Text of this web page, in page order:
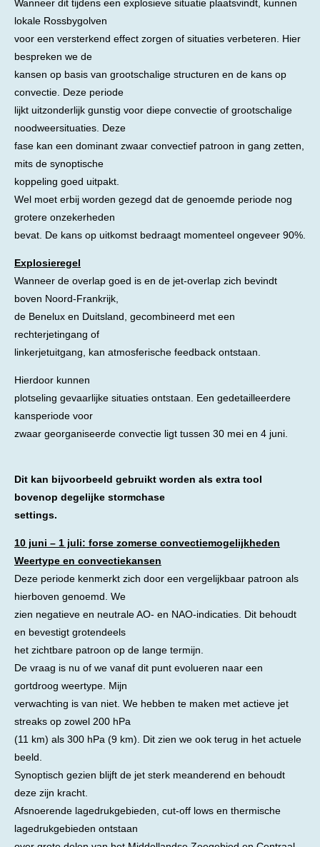
Wanneer dit tijdens een explosieve situatie plaatsvindt, kunnen
lokale Rossbygolven
voor een versterkend effect zorgen of situaties verbeteren. Hier
bespreken we de
kansen op basis van grootschalige structuren en de kans op
convectie. Deze periode
lijkt uitzonderlijk gunstig voor diepe convectie of grootschalige
noodweersituaties. Deze
fase kan een dominant zwaar convectief patroon in gang zetten,
mits de synoptische
koppeling goed uitpakt.
Wel moet erbij worden gezegd dat de genoemde periode nog
grotere onzekerheden
bevat. De kans op uitkomst bedraagt momenteel ongeveer 90%.
Explosieregel
Wanneer de overlap goed is en de jet-overlap zich bevindt
boven Noord-Frankrijk,
de Benelux en Duitsland, gecombineerd met een
rechterjetingang of
linkerjetuitgang, kan atmosferische feedback ontstaan.
Hierdoor kunnen
plotseling gevaarlijke situaties ontstaan. Een gedetailleerdere
kansperiode voor
zwaar georganiseerde convectie ligt tussen 30 mei en 4 juni.
Dit kan bijvoorbeeld gebruikt worden als extra tool
bovenop degelijke stormchase
settings.
10 juni – 1 juli: forse zomerse convectiemogelijkheden
Weertype en convectiekansen
Deze periode kenmerkt zich door een vergelijkbaar patroon als
hierboven genoemd. We
zien negatieve en neutrale AO- en NAO-indicaties. Dit behoudt
en bevestigt grotendeels
het zichtbare patroon op de lange termijn.
De vraag is nu of we vanaf dit punt evolueren naar een
gortdroog weertype. Mijn
verwachting is van niet. We hebben te maken met actieve jet
streaks op zowel 200 hPa
(11 km) als 300 hPa (9 km). Dit zien we ook terug in het actuele
beeld.
Synoptisch gezien blijft de jet sterk meanderend en behoudt
deze zijn kracht.
Afsnoerende lagedrukgebieden, cut-off lows en thermische
lagedrukgebieden ontstaan